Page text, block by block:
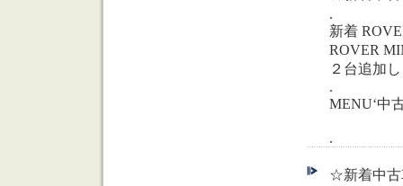
.
新着
ROVER
２台追加
.
MENU‘中
.
☆新着中古